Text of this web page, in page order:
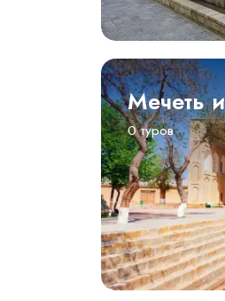
Мечеть
0 туров